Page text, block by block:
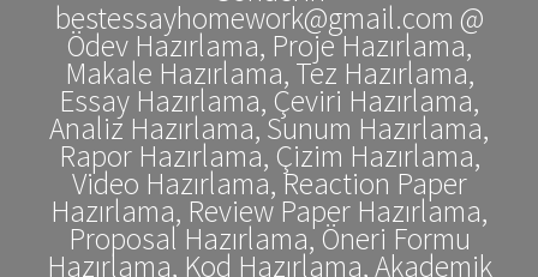
bestessayhomework@gmail.com @
Ödev Hazırlama, Proje Hazırlama,
Makale Hazırlama, Tez Hazırlama,
Essay Hazırlama, Çeviri Hazırlama,
Analiz Hazırlama, Sunum Hazırlama,
Rapor Hazırlama, Çizim Hazırlama,
Video Hazırlama, Reaction Paper
Hazırlama, Review Paper Hazırlama,
Proposal Hazırlama, Öneri Formu
Hazırlama, Kod Hazırlama, Akademik